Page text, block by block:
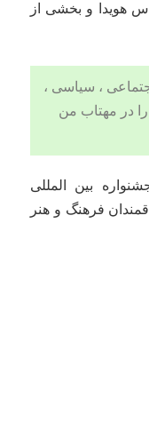
هویدا و بخشی از
در مهتاب من
بین المللی
فرهنگ و هنر